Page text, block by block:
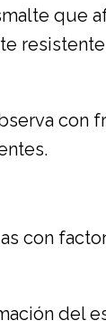
que
con
con
del